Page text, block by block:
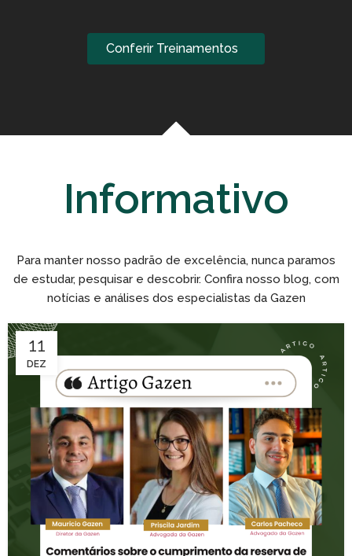
Conferir Treinamentos
Informativo
Para manter nosso padrão de excelência, nunca paramos
de estudar, pesquisar e descobrir. Confira nosso blog, com
notícias e análises dos especialistas da Gazen
11
DEZ